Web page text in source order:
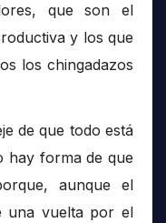
que son el
y los que
los chingadazos
de que todo está
hay forma de que
aunque el
una vuelta por el